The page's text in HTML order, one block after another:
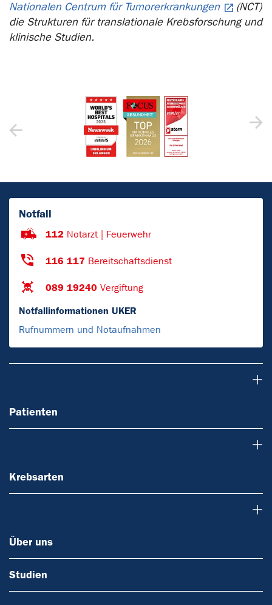
Nationalen Centrum für Tumorerkrankungen
(NCT)
die Strukturen für translationale Krebsforschung und
klinische Studien.
Notfall
112 Notarzt | Feuerwehr
116 117 Bereitschaftsdienst
089 19240 Vergiftung
Notfallinformationen UKER
Rufnummern und Notaufnahmen
Patienten
Krebsarten
Über uns
Studien